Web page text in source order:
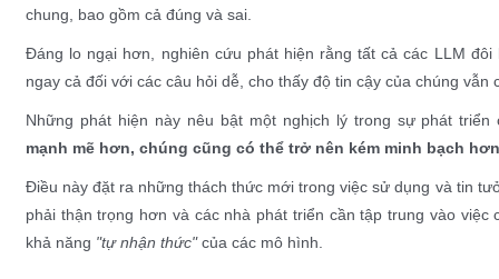
chung, bao gồm cả đúng và sai.
Đáng lo ngại hơn, nghiên cứu phát hiện rằng tất cả các LLM
ngay cả đối với các câu hỏi dễ, cho thấy độ tin cậy của chúng
Những phát hiện này nêu bật một nghịch lý trong sự phát
mạnh mẽ hơn, chúng cũng có thể trở nên kém minh bạch
Điều này đặt ra những thách thức mới trong việc sử dụng và tin
phải thận trọng hơn và các nhà phát triển cần tập trung vào
khả năng "tự nhận thức"của các mô hình.